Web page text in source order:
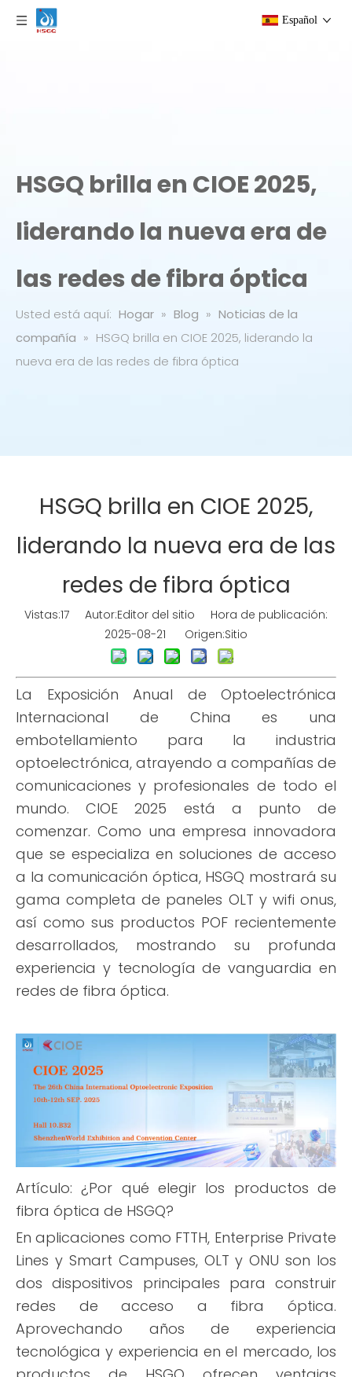
Español
HSGQ brilla en CIOE 2025,
liderando la nueva era de
las redes de fibra óptica
Usted está aquí: Hogar » Blog » Noticias de la
compañía » HSGQ brilla en CIOE 2025, liderando la
nueva era de las redes de fibra óptica
HSGQ brilla en CIOE 2025,
liderando la nueva era de las
redes de fibra óptica
Vistas:17 Autor:Editor del sitio Hora de publicación:
2025-08-21 Origen:Sitio
La Exposición Anual de Optoelectrónica
Internacional de China es una
embotellamiento para la industria
optoelectrónica, atrayendo a compañías de
comunicaciones y profesionales de todo el
mundo. CIOE 2025 está a punto de
comenzar. Como una empresa innovadora
que se especializa en soluciones de acceso
a la comunicación óptica, HSGQ mostrará su
gama completa de paneles OLT y wifi onus,
así como sus productos POF recientemente
desarrollados, mostrando su profunda
experiencia y tecnología de vanguardia en
redes de fibra óptica.
Artículo: ¿Por qué elegir los productos de
fibra óptica de HSGQ?
En aplicaciones como FTTH, Enterprise Private
Lines y Smart Campuses, OLT y ONU son los
dos dispositivos principales para construir
redes de acceso a fibra óptica.
Aprovechando años de experiencia
tecnológica y experiencia en el mercado, los